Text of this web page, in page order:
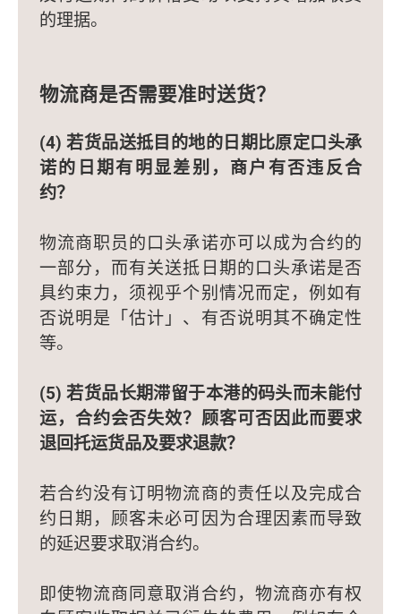
的理据。
物流商是否需要准时送货？
(4) 若货品送抵目的地的日期比原定口头承
诺的日期有明显差别，商户有否违反合
约？
物流商职员的口头承诺亦可以成为合约的
一部分，而有关送抵日期的口头承诺是否
具约束力，须视乎个别情况而定，例如有
否说明是「估计」、有否说明其不确定性
等。
(5) 若货品长期滞留于本港的码头而未能付
运，合约会否失效？顾客可否因此而要求
退回托运货品及要求退款？
若合约没有订明物流商的责任以及完成合
约日期，顾客未必可因为合理因素而导致
的延迟要求取消合约。
即使物流商同意取消合约，物流商亦有权